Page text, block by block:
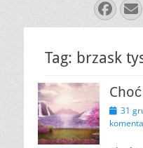
E-
Tag: brzask
31